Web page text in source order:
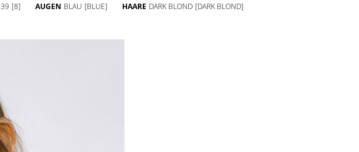
39 [8] AUGEN BLAU [BLUE] HAARE DARK BLOND [DARK BLOND]